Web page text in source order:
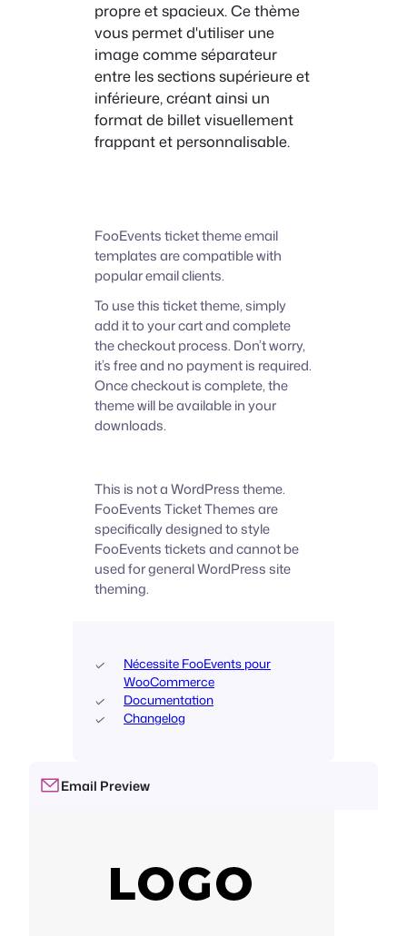
Email Preview
propre et spacieux. Ce thème
vous permet d'utiliser une
image comme séparateur
entre les sections supérieure et
inférieure, créant ainsi un
format de billet visuellement
frappant et personnalisable.
FooEvents ticket theme email
templates are compatible with
popular email clients.
To use this ticket theme, simply
add it to your cart and complete
the checkout process. Don’t worry,
it’s free and no payment is required.
Once checkout is complete, the
theme will be available in your
downloads.
This is not a WordPress theme.
FooEvents Ticket Themes are
specifically designed to style
FooEvents tickets and cannot be
used for general WordPress site
theming.
Nécessite FooEvents pour
WooCommerce
Documentation
Changelog